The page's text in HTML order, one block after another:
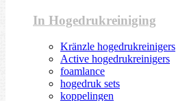
In Hogedrukreiniging
Kränzle hogedrukreinigers
Active hogedrukreinigers
foamlance
hogedruk sets
koppelingen